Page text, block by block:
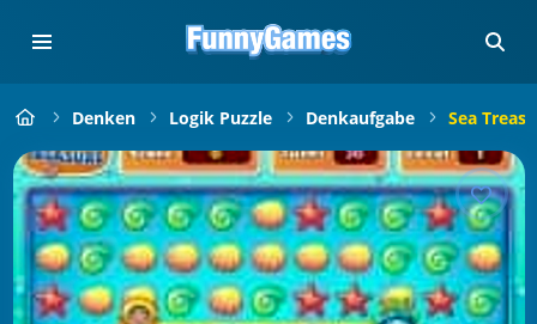
Denken Logik Puzzle Denkaufgabe Sea